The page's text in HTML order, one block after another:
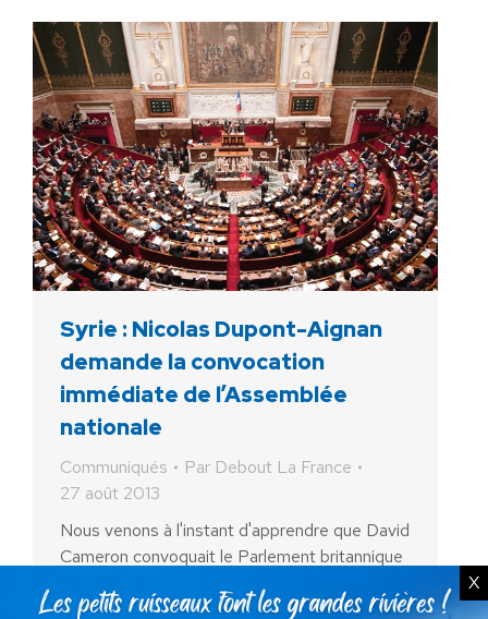
Syrie : Nicolas Dupont-Aignan
demande la convocation
immédiate de l’Assemblée
nationale
Communiqués Par Debout La France
27 août 2013
Nous venons à l'instant d'apprendre que David
Cameron convoquait le Parlement britannique
François Hollande doit en faire autant. Il ne
X